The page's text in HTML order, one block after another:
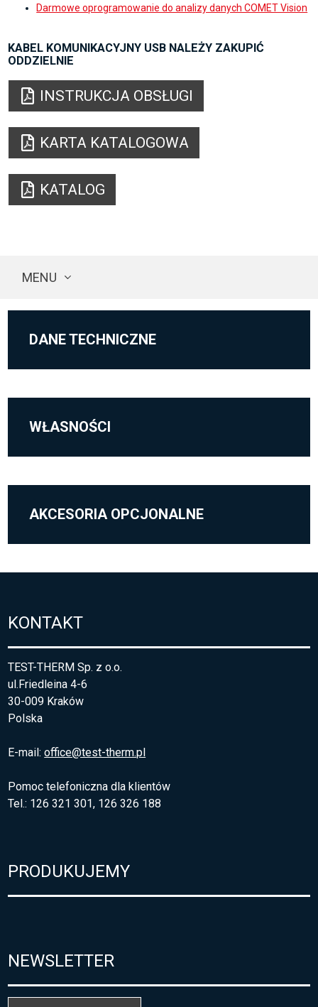
Darmowe oprogramowanie do analizy danych COMET Vision
KABEL KOMUNIKACYJNY USB NALEŻY ZAKUPIĆ
ODDZIELNIE
INSTRUKCJA OBSŁUGI
KARTA KATALOGOWA
KATALOG
MENU
DANE TECHNICZNE
WŁASNOŚCI
AKCESORIA OPCJONALNE
KONTAKT
TEST-THERM Sp. z o.o.
ul.Friedleina 4-6
30-009 Kraków
Polska
E-mail:office@test-therm.pl
Pomoc telefoniczna dla klientów
Tel.: 126 321 301, 126 326 188
PRODUKUJEMY
NEWSLETTER